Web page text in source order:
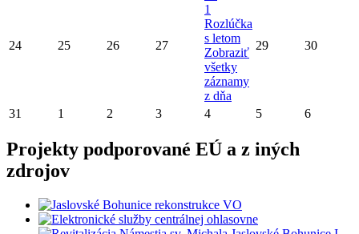
24 25 26 27
1
Rozlúčka
s letom
Zobraziť
všetky
záznamy
z dňa
29 30
31 1 2 3 4 5 6
Projekty podporované EÚ a z iných
zdrojov